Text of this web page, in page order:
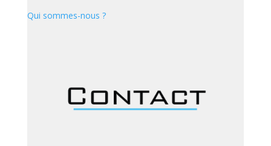
Qui sommes-nous ?